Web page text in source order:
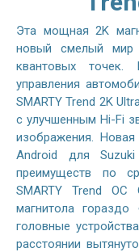
Эта мощная 2K
новый смелый мир
квантовых точек.
управления
SMARTY Trend 2K
с улучшенным Hi-Fi
изображения.
Android для
преимуществ по
SMARTY Trend ОС
магнитола
головные
расстоянии